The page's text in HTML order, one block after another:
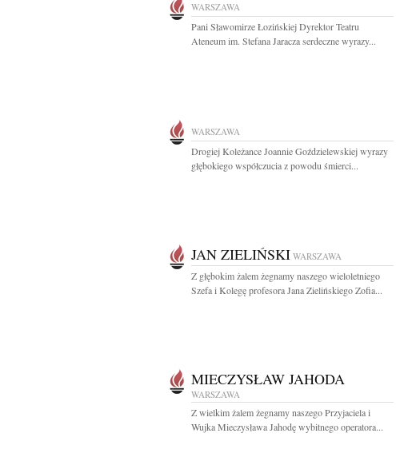
WARSZAWA
Pani Sławomirze Łozińskiej Dyrektor Teatru
Ateneum im. Stefana Jaracza serdeczne wyrazy...
WARSZAWA
Drogiej Koleżance Joannie Goździelewskiej wyrazy
głębokiego współczucia z powodu śmierci...
JAN ZIELIŃSKI WARSZAWA
Z głębokim żalem żegnamy naszego wieloletniego
Szefa i Kolegę profesora Jana Zielińskiego Zofia...
MIECZYSŁAW JAHODA
WARSZAWA
Z wielkim żalem żegnamy naszego Przyjaciela i
Wujka Mieczysława Jahodę wybitnego operatora...